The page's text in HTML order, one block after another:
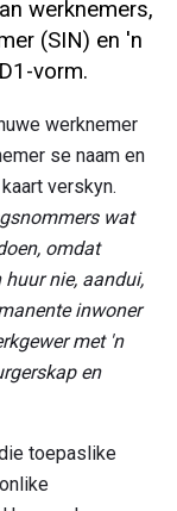
werknemers,
(SIN) en 'n
vorm.
werknemer
se naam en
verskyn.
wat
omdat
nie, aandui,
inwoner
met 'n
en
toepaslike